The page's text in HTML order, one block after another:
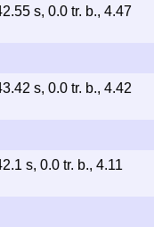
s, 0.0 tr. b., 4.47
s, 0.0 tr. b., 4.42
s, 0.0 tr. b., 4.11